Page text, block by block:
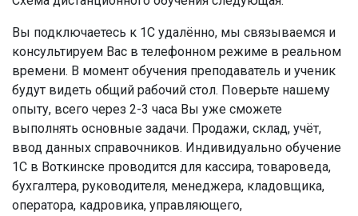
Вы подключаетесь к 1С удалённо, мы связываемся и
консультируем Вас в телефонном режиме в реальном
времени. В момент обучения преподаватель и ученик
будут видеть общий рабочий стол. Поверьте нашему
опыту, всего через 2-3 часа Вы уже сможете
выполнять основные задачи. Продажи, склад, учёт,
ввод данных справочников. Индивидуально обучение
1С в Воткинске проводится для кассира, товароведа,
бухгалтера, руководителя, менеджера, кладовщика,
оператора, кадровика, управляющего,